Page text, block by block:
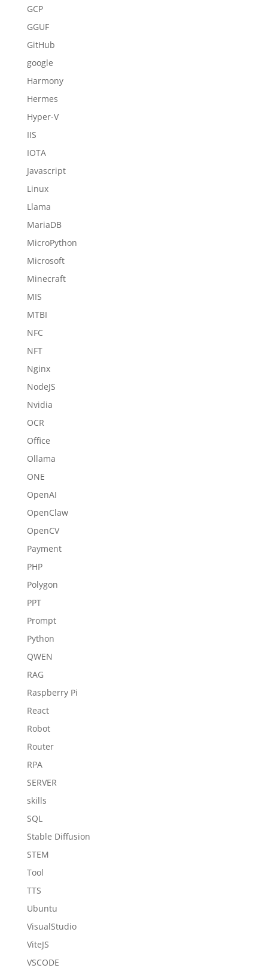
GCP
GGUF
GitHub
google
Harmony
Hermes
Hyper-V
IIS
IOTA
Javascript
Linux
Llama
MariaDB
MicroPython
Microsoft
Minecraft
MIS
MTBI
NFC
NFT
Nginx
NodeJS
Nvidia
OCR
Office
Ollama
ONE
OpenAI
OpenClaw
OpenCV
Payment
PHP
Polygon
PPT
Prompt
Python
QWEN
RAG
Raspberry Pi
React
Robot
Router
RPA
SERVER
skills
SQL
Stable Diffusion
STEM
Tool
TTS
Ubuntu
VisualStudio
ViteJS
VSCODE